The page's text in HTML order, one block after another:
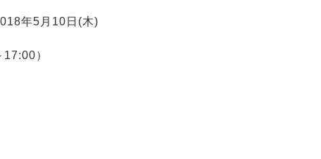
年5 月 10 日 (木)
）